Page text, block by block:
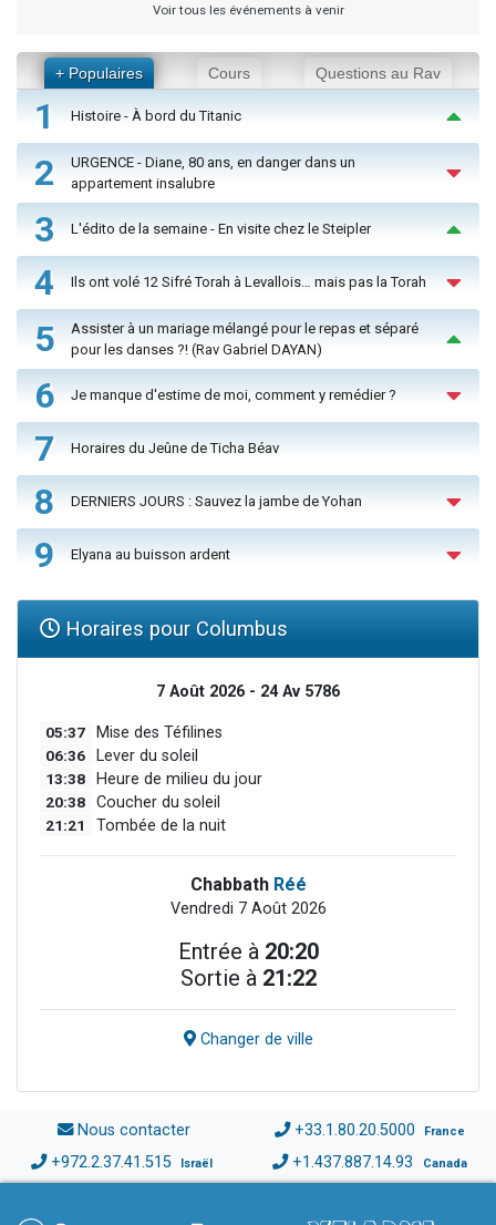
Voir tous les événements à venir
+ Populaires Cours Questions au Rav
1 Histoire - À bord du Titanic
2
URGENCE - Diane, 80 ans, en danger dans un
appartement insalubre
3 L'édito de la semaine - En visite chez le Steipler
4 Ils ont volé 12 Sifré Torah à Levallois… mais pas la Torah
5
Assister à un mariage mélangé pour le repas et séparé
pour les danses ?! (Rav Gabriel DAYAN)
6 Je manque d'estime de moi, comment y remédier ?
7 Horaires du Jeûne de Ticha Béav
8 DERNIERS JOURS : Sauvez la jambe de Yohan
9 Elyana au buisson ardent
Horaires pour Columbus
7 Août 2026 - 24 Av 5786
05:37 Mise des Téfilines
06:36 Lever du soleil
13:38 Heure de milieu du jour
20:38 Coucher du soleil
21:21 Tombée de la nuit
Chabbath Réé
Vendredi 7 Août 2026
Entrée à 20:20
Sortie à 21:22
Changer de ville
Nous contacter +33.1.80.20.5000 France
+972.2.37.41.515 Israël +1.437.887.14.93 Canada